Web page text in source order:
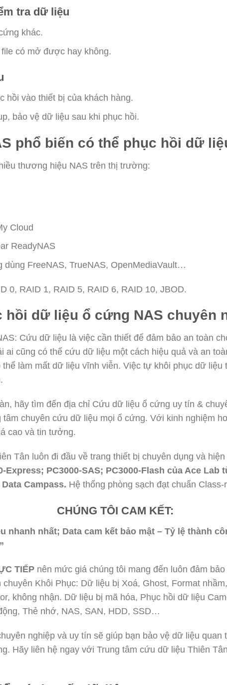
tra dữ liệu
khác.
có mở được hay không.
hồi vào thiết bị của khách hàng.
bảo vệ dữ liệu sau khi phục hồi.
phổ biến có thể phục hồi dữ
thương hiệu NAS trên thị trường:
Cloud
ReadyNAS
dùng FreeNAS, TrueNAS, OpenMediaVault…
0, RAID 1, RAID 5, RAID 6, RAID 10, JBOD.
hồi dữ liệu ổ cứng NAS chuyên
Cứu dữ liệu là việc cần thiết để đảm bảo an toàn
ai cũng có thể cứu dữ liệu một cách hiệu quả và an
thể làm mất dữ liệu vĩnh viễn. Việc tự khôi phục dữ
hãy tìm đến địa chỉ Cứu dữ liệu ổ cứng uy tín &
chuyên cứu dữ liệu mọi ổ cứng. Với kinh nghiệm
cao và tin tưởng.
Tân luôn đi đầu về trang thiết bị chuyên dụng và
Express; PC3000-SAS; PC3000-Flash của Ace Lab
Campass. Hệ thống phòng sạch đạt chuẩn Class-
CHÚNG TÔI CAM KẾT:
nhanh nhất; Data cam kết bảo mật – Tỷ lệ thành
TIẾP nên mức giá chúng tôi mang đến luôn đảm
Khôi Phục: Dữ liệu bị Xoá, Ghost, Format
không nhận. Dữ liệu bị mã hóa, Phục hồi dữ liệu
Thẻ nhớ, NAS, SAN, HDD, SSD…
nghiệp và uy tín sẽ giúp bạn bảo vệ dữ liệu quan
Hãy liên hệ ngay với Trung tâm cứu dữ liệu Thiên